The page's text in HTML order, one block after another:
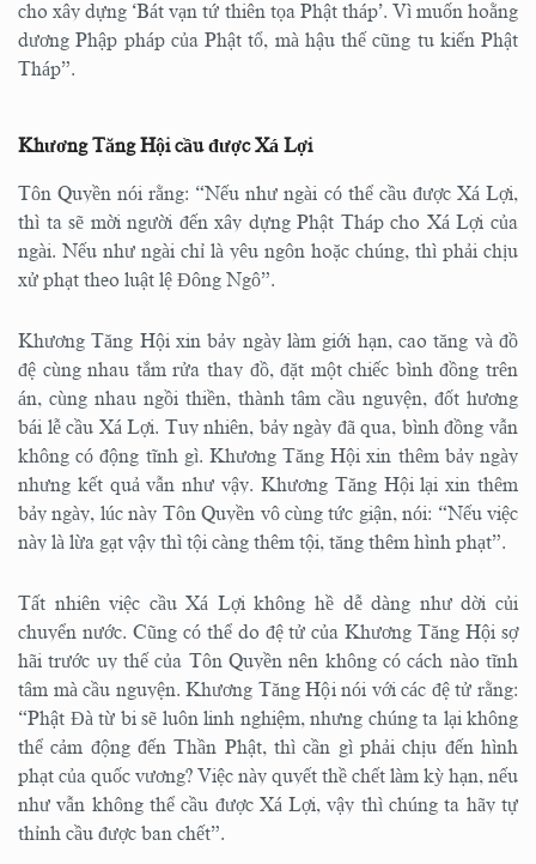
cho xây dựng ‘Bát vạn tứ thiên tọa Phật tháp’. Vì muốn hoằng
dương Phập pháp của Phật tổ, mà hậu thế cũng tu kiến Phật
Tháp”.
Khương Tăng Hội cầu được Xá Lợi
Tôn Quyền nói rằng: “Nếu như ngài có thể cầu được Xá Lợi,
thì ta sẽ mời người đến xây dựng Phật Tháp cho Xá Lợi của
ngài. Nếu như ngài chỉ là yêu ngôn hoặc chúng, thì phải chịu
xử phạt theo luật lệ Đông Ngô”.
Khương Tăng Hội xin bảy ngày làm giới hạn, cao tăng và đồ
đệ cùng nhau tắm rửa thay đồ, đặt một chiếc bình đồng trên
án, cùng nhau ngồi thiền, thành tâm cầu nguyện, đốt hương
bái lễ cầu Xá Lợi. Tuy nhiên, bảy ngày đã qua, bình đồng vẫn
không có động tĩnh gì. Khương Tăng Hội xin thêm bảy ngày
nhưng kết quả vẫn như vậy. Khương Tăng Hội lại xin thêm
bảy ngày, lúc này Tôn Quyền vô cùng tức giận, nói: “Nếu việc
này là lừa gạt vậy thì tội càng thêm tội, tăng thêm hình phạt”.
Tất nhiên việc cầu Xá Lợi không hề dễ dàng như dời củi
chuyển nước. Cũng có thể do đệ tử của Khương Tăng Hội sợ
hãi trước uy thế của Tôn Quyền nên không có cách nào tĩnh
tâm mà cầu nguyện. Khương Tăng Hội nói với các đệ tử rằng:
“Phật Đà từ bi sẽ luôn linh nghiệm, nhưng chúng ta lại không
thể cảm động đến Thần Phật, thì cần gì phải chịu đến hình
phạt của quốc vương? Việc này quyết thề chết làm kỳ hạn, nếu
như vẫn không thể cầu được Xá Lợi, vậy thì chúng ta hãy tự
thỉnh cầu được ban chết”.